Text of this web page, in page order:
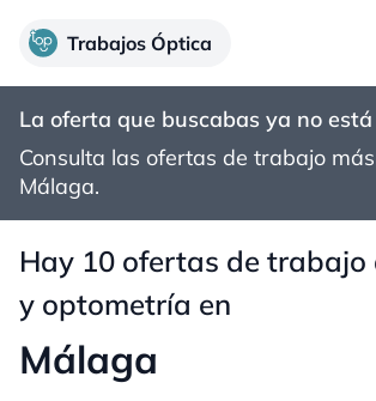
Trabajos Óptica
La oferta que buscabas ya no
Consulta las ofertas de trabajo
Málaga.
Hay 10 ofertas de trabajo
y optometría en
Málaga